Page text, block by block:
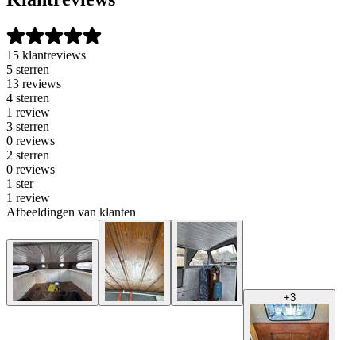
15 klantreviews
5 sterren
13 reviews
4 sterren
1 review
3 sterren
0 reviews
2 sterren
0 reviews
1 ster
1 review
Afbeeldingen van klanten
+3